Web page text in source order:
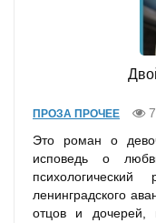
ПРОЗА ПРОЧЕЕ
Это роман о
исповедь о
ленинградского
отцов и